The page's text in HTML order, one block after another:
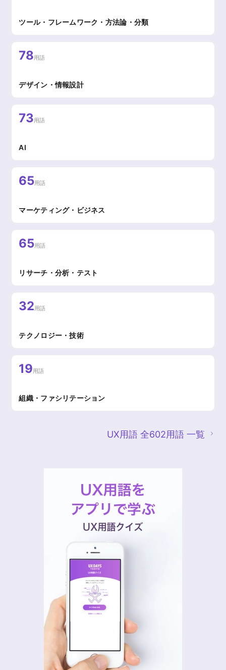
ツール・フレームワーク・方法論・分類
78用語
デザイン・情報設計
73用語
AI
65用語
マーケティング・ビジネス
65用語
リサーチ・分析・テスト
32用語
テクノロジー・技術
19用語
組織・ファシリテーション
UX用語 全602用語 一覧